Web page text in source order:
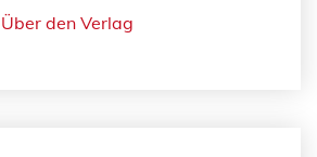
Über den Verlag